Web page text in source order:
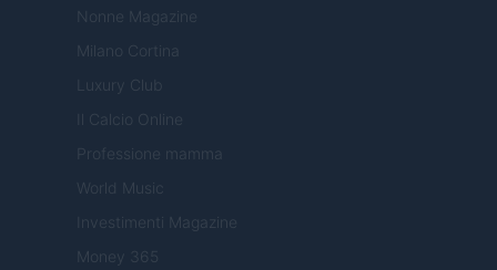
Nonne Magazine
Milano Cortina
Luxury Club
Il Calcio Online
Professione mamma
World Music
Investimenti Magazine
Money 365